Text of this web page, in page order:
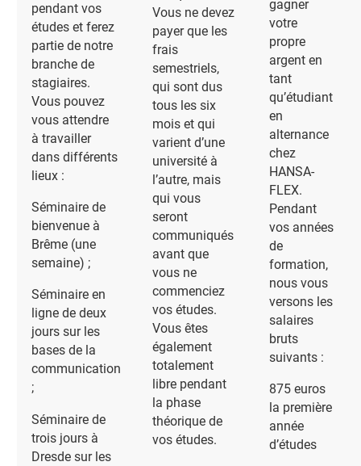
pendant vos
études et ferez
partie de notre
branche de
stagiaires.
Vous pouvez
vous attendre
à travailler
dans différents
lieux :
Séminaire de
bienvenue à
Brême (une
semaine) ;
Séminaire en
ligne de deux
jours sur les
bases de la
communication
;
Séminaire de
trois jours à
Dresde sur les
Vous ne devez
payer que les
frais
semestriels,
qui sont dus
tous les six
mois et qui
varient d’une
université à
l’autre, mais
qui vous
seront
communiqués
avant que
vous ne
commenciez
vos études.
Vous êtes
également
totalement
libre pendant
la phase
théorique de
vos études.
gagner
votre
propre
argent en
tant
qu’étudiant
en
alternance
chez
HANSA-
FLEX.
Pendant
vos années
de
formation,
nous vous
versons les
salaires
bruts
suivants :
875 euros
la première
année
d’études